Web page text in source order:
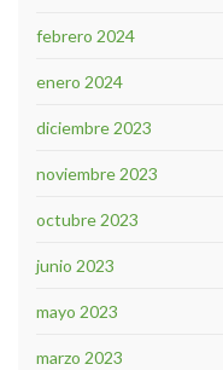
febrero 2024
enero 2024
diciembre 2023
noviembre 2023
octubre 2023
junio 2023
mayo 2023
marzo 2023